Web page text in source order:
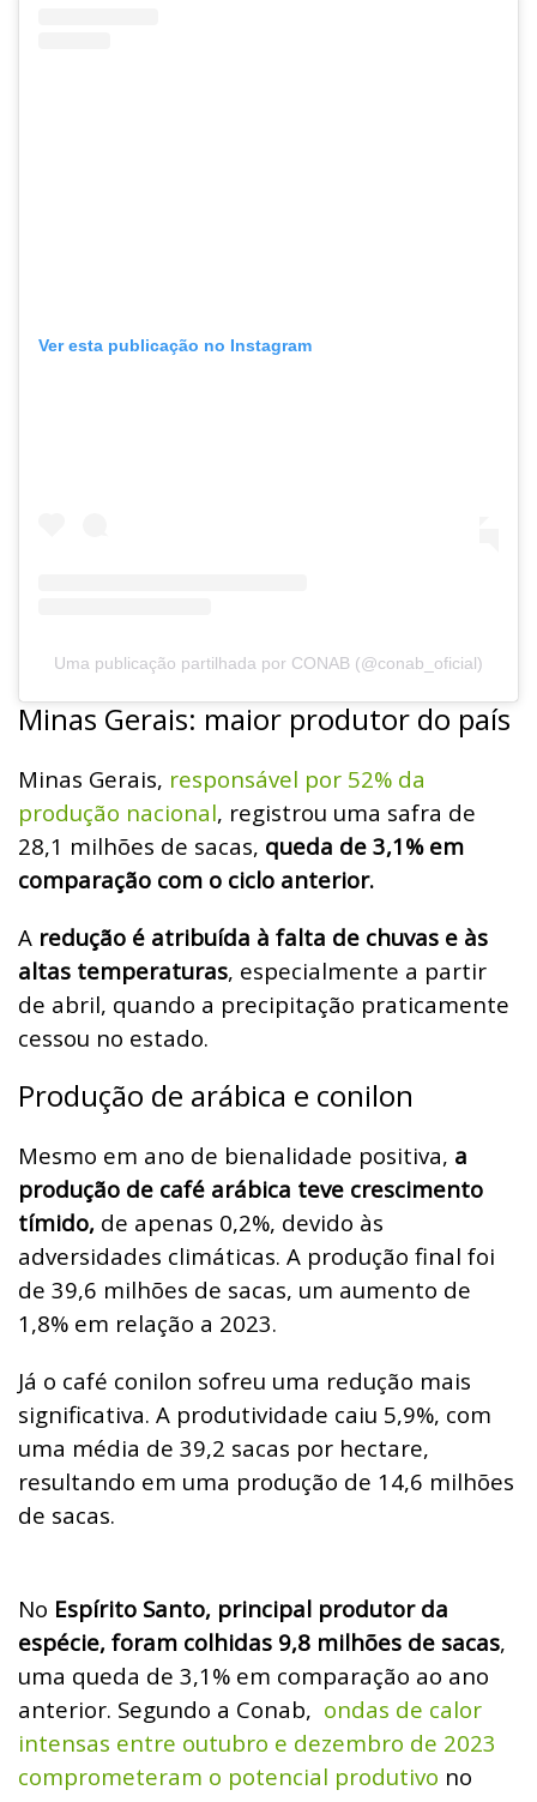
Ver esta publicação no Instagram
Uma publicação partilhada por CONAB (@conab_oficial)
Minas Gerais: maior produtor do país
Minas Gerais, responsável por 52% da
produção nacional, registrou uma safra de
28,1 milhões de sacas, queda de 3,1% em
comparação com o ciclo anterior.
A redução é atribuída à falta de chuvas e às
altas temperaturas, especialmente a partir
de abril, quando a precipitação praticamente
cessou no estado.
Produção de arábica e conilon
Mesmo em ano de bienalidade positiva, a
produção de café arábica teve crescimento
tímido, de apenas 0,2%, devido às
adversidades climáticas. A produção final foi
de 39,6 milhões de sacas, um aumento de
1,8% em relação a 2023.
Já o café conilon sofreu uma redução mais
significativa. A produtividade caiu 5,9%, com
uma média de 39,2 sacas por hectare,
resultando em uma produção de 14,6 milhões
de sacas.
No Espírito Santo, principal produtor da
espécie, foram colhidas 9,8 milhões de sacas,
uma queda de 3,1% em comparação ao ano
anterior. Segundo a Conab, ondas de calor
intensas entre outubro e dezembro de 2023
comprometeram o potencial produtivo no